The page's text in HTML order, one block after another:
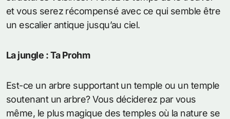
et vous serez récompensé avec ce qui semble être
un escalier antique jusqu’au ciel.
La jungle : Ta Prohm
Est-ce un arbre supportant un temple ou un temple
soutenant un arbre? Vous déciderez par vous
même, le plus magique des temples où la nature se